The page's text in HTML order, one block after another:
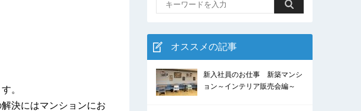
。
決にはマンションにお
オススメの記事
新入社員のお仕事 新築マンシ
ョン～インテリア販売会編～